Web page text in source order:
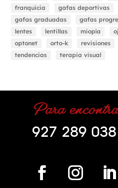
franquicia
gafas deportivas
gafas graduadas
gafas
lentes
lentillas miopía
optonet
orto-k revisiones
tendencias
terapia visual
Para
927 289 038